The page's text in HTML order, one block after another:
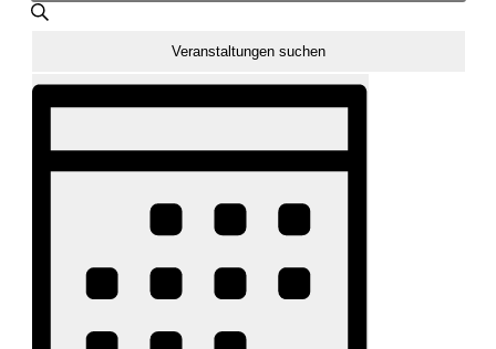
eingeben.
Veranstaltungen
Veranstaltungen suchen
Veranstaltung
Ansichten-